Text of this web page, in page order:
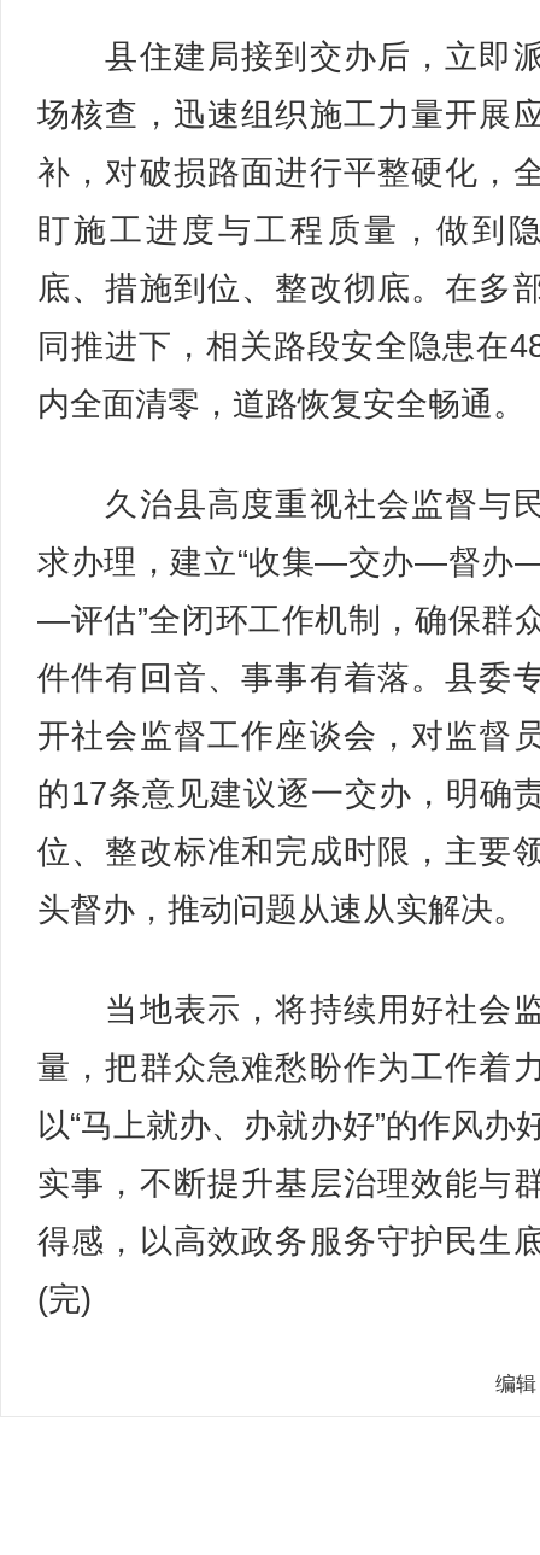
县住建局接到交办后，立即
场核查，迅速组织施工力量开展
补，对破损路面进行平整硬化，
盯施工进度与工程质量，做到
底、措施到位、整改彻底。在多
同推进下，相关路段安全隐患在
内全面清零，道路恢复安全畅通。
久治县高度重视社会监督与
求办理，建立“收集—交办—督办
—评估”全闭环工作机制，确保群
件件有回音、事事有着落。县委
开社会监督工作座谈会，对监督
的17条意见建议逐一交办，明确
位、整改标准和完成时限，主要
头督办，推动问题从速从实解决。
当地表示，将持续用好社会
量，把群众急难愁盼作为工作着
以“马上就办、办就办好”的作风办
实事，不断提升基层治理效能与
得感，以高效政务服务守护民生
(完)
编